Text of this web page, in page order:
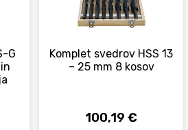
G
Komplet svedrov HSS 13
– 25 mm 8 kosov
100,19 €